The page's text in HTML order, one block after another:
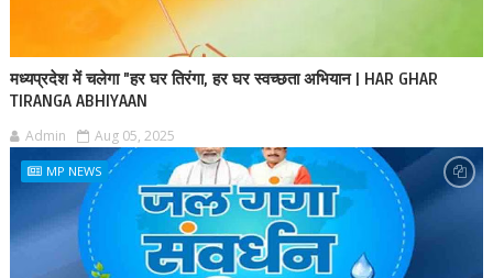
मध्यप्रदेश में चलेगा "हर घर तिरंगा, हर घर स्वच्छता अभियान | HAR GHAR
TIRANGA ABHIYAAN
Admin Aug 05, 2025
MP NEWS